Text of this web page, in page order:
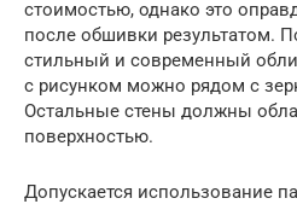
стоимостью, однако это
после обшивки результатом.
стильный и современный
с рисунком можно рядом с
Остальные стены должны
поверхностью.
Допускается использование